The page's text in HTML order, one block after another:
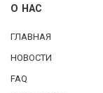
О НАС
ГЛАВНАЯ
НОВОСТИ
FAQ